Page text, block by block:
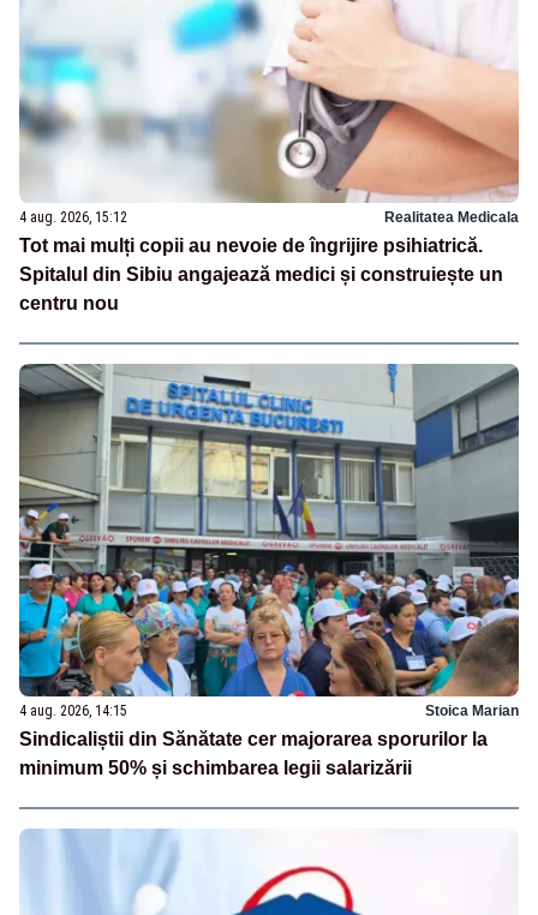
4 aug. 2026, 15:12 Realitatea Medicala
Tot mai mulți copii au nevoie de îngrijire psihiatrică.
Spitalul din Sibiu angajează medici și construiește un
centru nou
4 aug. 2026, 14:15 Stoica Marian
Sindicaliștii din Sănătate cer majorarea sporurilor la
minimum 50% și schimbarea legii salarizării